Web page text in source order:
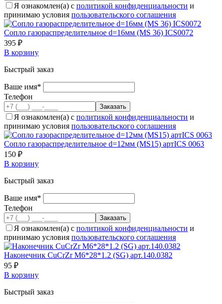
Я ознакомлен(а) с политикой конфиденциальности и
принимаю условия пользовательского соглашения
Сопло газораспределительное d=16мм (MS 36) ICS0072
395 ₽
В корзину
Быстрый заказ
Ваше имя*
Телефон
Я ознакомлен(а) с политикой конфиденциальности и
принимаю условия пользовательского соглашения
Сопло газораспределительное d=12мм (MS15) артICS 0063
150 ₽
В корзину
Быстрый заказ
Ваше имя*
Телефон
Я ознакомлен(а) с политикой конфиденциальности и
принимаю условия пользовательского соглашения
Наконечник CuCrZr М6*28*1.2 (SG) арт.140.0382
95 ₽
В корзину
Быстрый заказ